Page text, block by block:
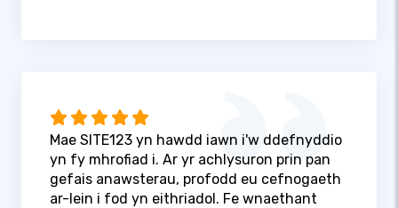
Mae SITE123 yn hawdd iawn i'w ddefnyddio
yn fy mhrofiad i. Ar yr achlysuron prin pan
gefais anawsterau, profodd eu cefnogaeth
ar-lein i fod yn eithriadol. Fe wnaethant